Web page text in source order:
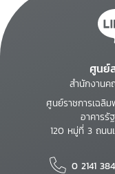
ศูนย์
สำนักงานค
ศูนย์ราชการเฉลิ
อาคารรั
120 หมู่ที่ 3 ถน
0 2141